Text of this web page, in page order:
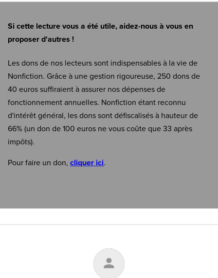
Si cette lecture vous a été utile, aidez-nous à vous en
proposer d'autres !
Les dons de nos lecteurs sont indispensables à la vie de
Nonfiction. Grâce à une gestion rigoureuse, 250 dons de
40 euros suffiraient à assurer nos dépenses de
fonctionnement annuelles. Nonfiction étant reconnu
d'intérêt général, les dons sont défiscalisés à hauteur de
66% (un don de 100 euros ne vous coûte que 33 après
impôts).
Pour faire un don, cliquer ici.